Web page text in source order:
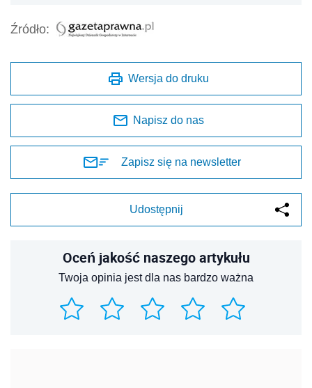
Źródło:
Wersja do druku
Napisz do nas
Zapisz się na newsletter
Udostępnij
Oceń jakość naszego artykułu
Twoja opinia jest dla nas bardzo ważna